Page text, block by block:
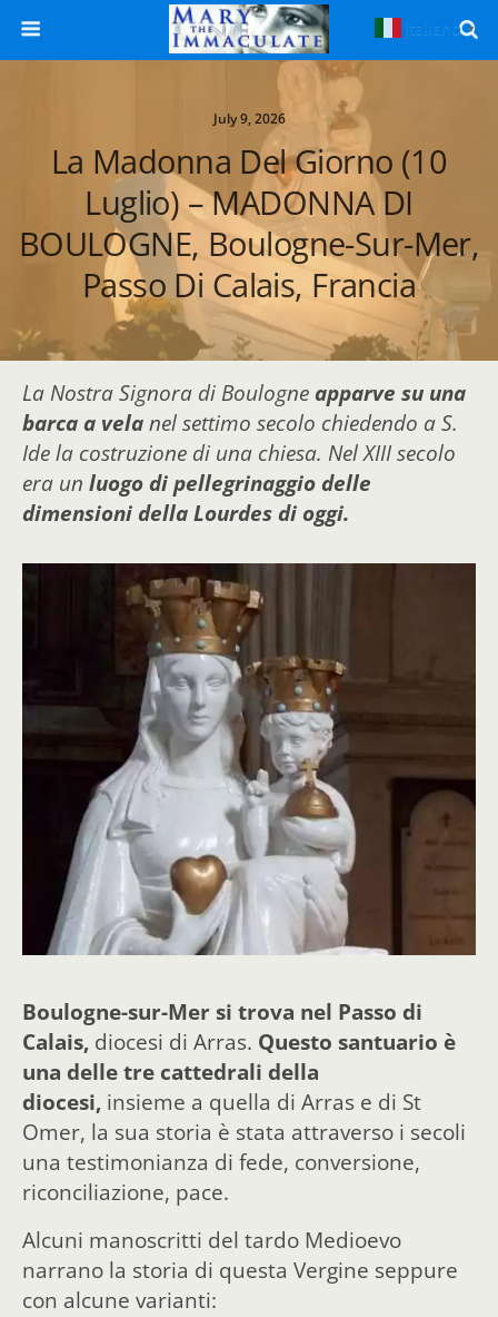
July 9, 2026
La Madonna Del Giorno (10
Luglio) – MADONNA DI
BOULOGNE, Boulogne-Sur-Mer,
Passo Di Calais, Francia
La Nostra Signora di Boulogne apparve su una
barca a vela nel settimo secolo chiedendo a S.
Ide la costruzione di una chiesa. Nel XIII secolo
era un luogo di pellegrinaggio delle
dimensioni della Lourdes di oggi.
Boulogne-sur-Mer si trova nel Passo di
Calais, diocesi di Arras. Questo santuario è
una delle tre cattedrali della
diocesi, insieme a quella di Arras e di St
Omer, la sua storia è stata attraverso i secoli
una testimonianza di fede, conversione,
riconciliazione, pace.
Alcuni manoscritti del tardo Medioevo
narrano la storia di questa Vergine seppure
con alcune varianti:
Italiano ▼